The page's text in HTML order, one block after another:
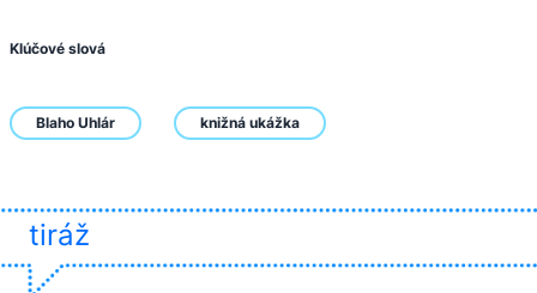
Klúčové slová
Blaho Uhlár knižná ukážka
tiráž